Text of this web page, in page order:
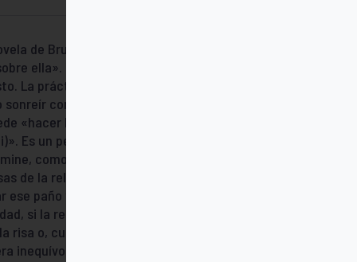
de Bruce Marshall, que «sólo los que
ella». Y Alessandro Pronzato
La práctica dice exactamente lo
con un montón de cosas, pero no
«hacer bromas con los soldados
Es un peligro tocar ciertas aureolas. Es
como una ráfaga de viento
de la religión están envueltas en un
paño y poner de manifiesto que «el
si la religión fuera una cosa seria,
o, cuando menos, la sonrisa. La falta
inequívoca, que la fe no ha sido tomada